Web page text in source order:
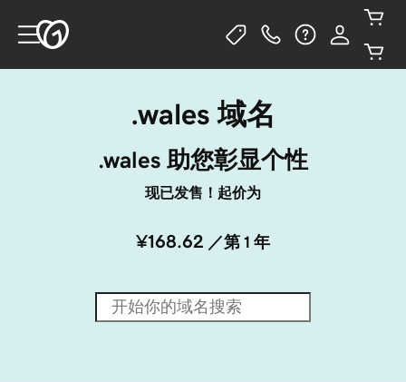
.wales 域名
.wales 助您彰显个性
现已发售！起价为
¥168.62 ／第 1 年